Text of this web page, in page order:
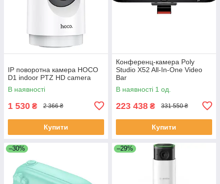
IP поворотна камера HOCO
D1 indoor PTZ HD camera
В наявності
1 530 ₴ 2 366 ₴
Купити
Конференц-камера Poly
Studio X52 All-In-One Video
Bar
В наявності 1 од.
223 438 ₴ 331 550 ₴
Купити
–30% –29%